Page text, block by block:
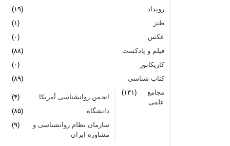
رویداد
(۱۹)
طنز
(۱)
عکس
(۰)
فیلم و پادکست
(۸۸)
کاریکاتور
(۰)
کتاب شناسی
(۸۹)
مجامع
علمی
(۱۳۱)
انجمن روانشناسی آمریکا
(۴)
دانشگاه
(۸۵)
سازمان نظام روانشناسی و
مشاوره ایران
(۹)